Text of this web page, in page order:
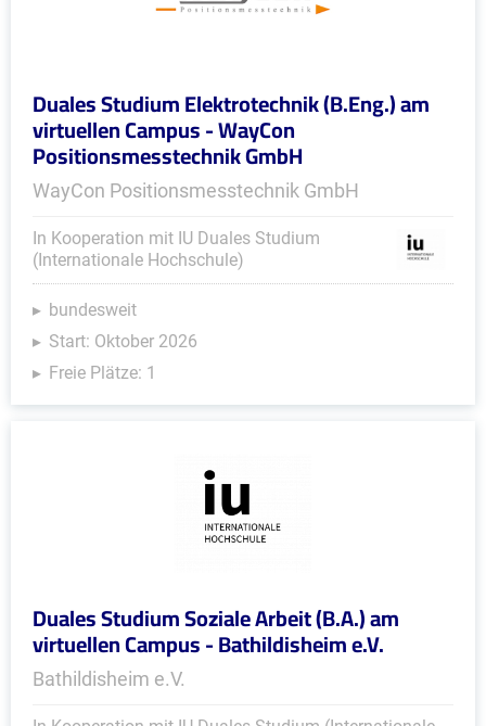
Duales Studium Elektrotechnik (B.Eng.) am
virtuellen Campus - WayCon
Positionsmesstechnik GmbH
WayCon Positionsmesstechnik GmbH
In Kooperation mit IU Duales Studium
(Internationale Hochschule)
bundesweit
Start: Oktober 2026
Freie Plätze: 1
Duales Studium Soziale Arbeit (B.A.) am
virtuellen Campus - Bathildisheim e.V.
Bathildisheim e.V.